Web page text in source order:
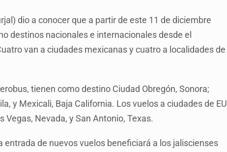
dio a conocer que a partir de este 11 de diciembre
destinos nacionales e internacionales desde el
van a ciudades mexicanas y cuatro a localidades de
tienen como destino Ciudad Obregón, Sonora;
y Mexicali, Baja California. Los vuelos a ciudades de EU
Vegas, Nevada, y San Antonio, Texas.
entrada de nuevos vuelos beneficiará a los jaliscienses